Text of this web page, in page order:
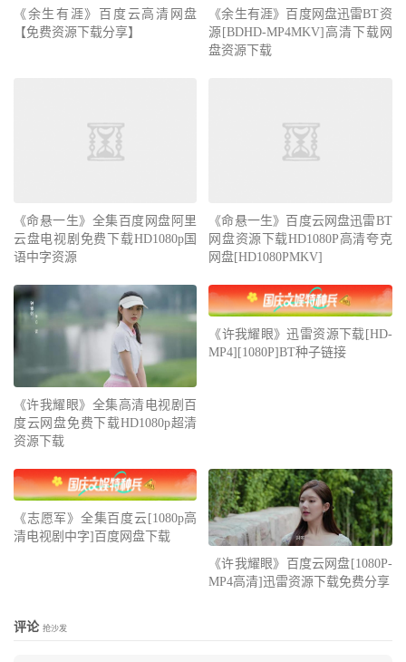
《余生有涯》百度云高清网盘
【免费资源下载分享】
《余生有涯》百度网盘迅雷BT资
源[BDHD-MP4MKV]高清下载网
盘资源下载
《命悬一生》全集百度网盘阿里
云盘电视剧免费下载HD1080p国
语中字资源
《命悬一生》百度云网盘迅雷BT
网盘资源下载HD1080P高清夸克
网盘[HD1080PMKV]
《许我耀眼》全集高清电视剧百
度云网盘免费下载HD1080p超清
资源下载
《许我耀眼》迅雷资源下载[HD-
MP4][1080P]BT种子链接
《志愿军》全集百度云[1080p高
清电视剧中字]百度网盘下载
《许我耀眼》百度云网盘[1080P-
MP4高清]迅雷资源下载免费分享
评论 抢沙发